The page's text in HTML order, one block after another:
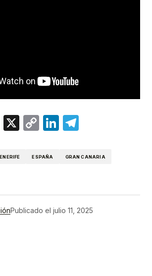
WhatsApp
X
CopyLinkedIn
ESPAÑA GRAN CANARIA
Publicado el julio 11, 2025